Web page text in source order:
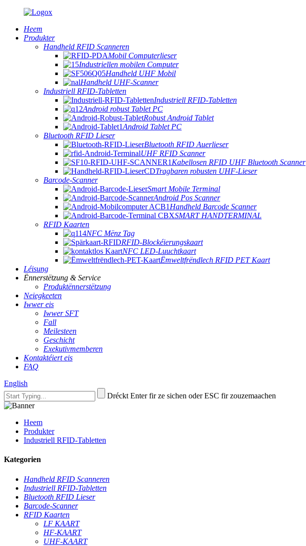
Heem
Produkter
Handheld RFID Scanneren
Mobil Computerlieser
Industriellen mobilen Computer
Handheld UHF Mobil
Handheld UHF-Scanner
Industriell RFID-Tabletten
Industriell RFID-Tabletten
Android robust Tablet PC
Robust Android Tablet
Android Tablet PC
Bluetooth RFID Lieser
Bluetooth RFID Auerlieser
UHF RFID Scanner
Kabellosen RFID UHF Bluetooth Scanner
Tragbaren robusten UHF-Lieser
Barcode-Scanner
Smart Mobile Terminal
Android Pos Scanner
Handheld Barcode Scanner
SMART HANDTERMINAL
RFID Kaarten
NFC Mënz Tag
RFID-Blockéierungskaart
NFC LED-Luuchtkaart
Ëmweltfrëndlech RFID PET Kaart
Léisung
Ënnerstëtzung & Service
Produktënnerstëtzung
Neiegkeeten
Iwwer eis
Iwwer SFT
Fall
Meilesteen
Geschicht
Exekutivmemberen
Kontaktéiert eis
FAQ
English
Dréckt Enter fir ze sichen oder ESC fir zouzemaachen
Heem
Produkter
Industriell RFID-Tabletten
Kategorien
Handheld RFID Scanneren
Industriell RFID-Tabletten
Bluetooth RFID Lieser
Barcode-Scanner
RFID Kaarten
LF KAART
HF-KAART
UHF-KAART